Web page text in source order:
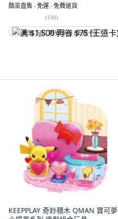
酷澎直售 ∙ 免運 ∙ 免費退貨
(130)
满 $1,500 再省 $75 (王道卡)
KEEPPLAY 奇妙積木 QMAN 寶可夢